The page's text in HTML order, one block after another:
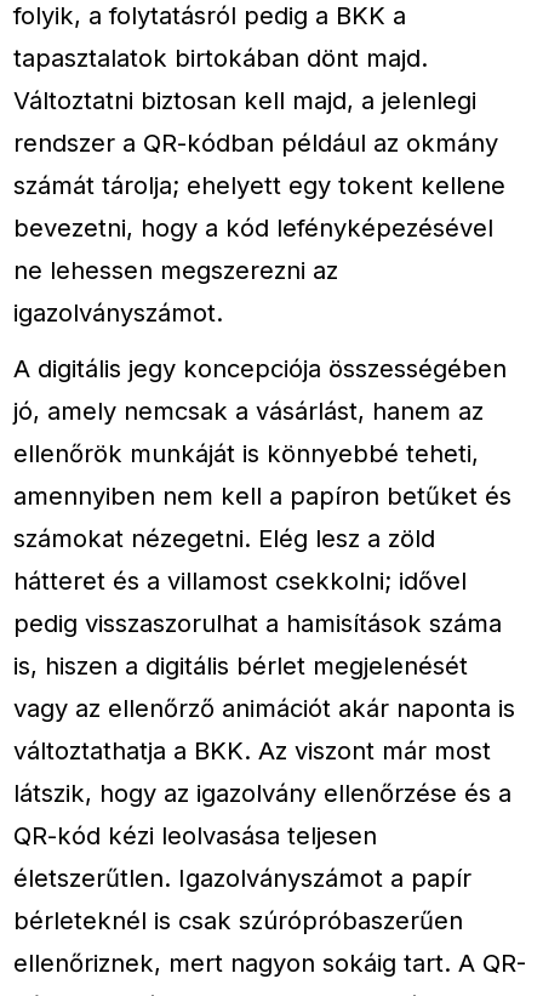
folyik, a folytatásról pedig a BKK a
tapasztalatok birtokában dönt majd.
Változtatni biztosan kell majd, a jelenlegi
rendszer a QR-kódban például az okmány
számát tárolja; ehelyett egy tokent kellene
bevezetni, hogy a kód lefényképezésével
ne lehessen megszerezni az
igazolványszámot.
A digitális jegy koncepciója összességében
jó, amely nemcsak a vásárlást, hanem az
ellenőrök munkáját is könnyebbé teheti,
amennyiben nem kell a papíron betűket és
számokat nézegetni. Elég lesz a zöld
hátteret és a villamost csekkolni; idővel
pedig visszaszorulhat a hamisítások száma
is, hiszen a digitális bérlet megjelenését
vagy az ellenőrző animációt akár naponta is
változtathatja a BKK. Az viszont már most
látszik, hogy az igazolvány ellenőrzése és a
QR-kód kézi leolvasása teljesen
életszerűtlen. Igazolványszámot a papír
bérleteknél is csak szúrópróbaszerűen
ellenőriznek, mert nagyon sokáig tart. A QR-